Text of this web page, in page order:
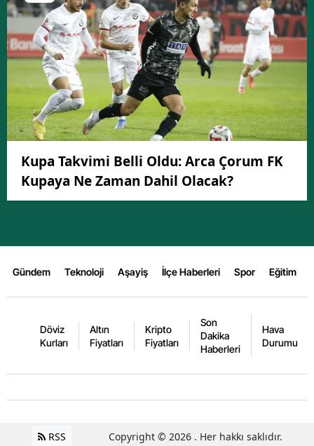
Kupa Takvimi Belli Oldu: Arca Çorum FK
Kupaya Ne Zaman Dahil Olacak?
Gündem Teknoloji Aşayiş İlçe Haberleri Spor Eğitim
Döviz
Kurları
Altın
Fiyatları
Kripto
Fiyatları
Son
Dakika
Haberleri
Hava
Durumu
RSS Copyright © 2026 . Her hakkı saklıdır.